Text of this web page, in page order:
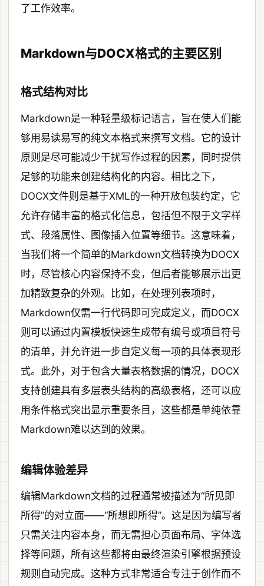
了工作效率。
Markdown与DOCX格式的主要区别
格式结构对比
Markdown是一种轻量级标记语言，旨在使人们能
够用易读易写的纯文本格式来撰写文档。它的设计
原则是尽可能减少干扰写作过程的因素，同时提供
足够的功能来创建结构化的内容。相比之下，
DOCX文件则是基于XML的一种开放包装约定，它
允许存储丰富的格式化信息，包括但不限于文字样
式、段落属性、图像插入位置等细节。这意味着，
当我们将一个简单的Markdown文档转换为DOCX
时，尽管核心内容保持不变，但后者能够展示出更
加精致复杂的外观。比如，在处理列表项时，
Markdown仅需一行代码即可完成定义，而DOCX
则可以通过内置模板快速生成带有编号或项目符号
的清单，并允许进一步自定义每一项的具体表现形
式。此外，对于包含大量表格数据的情况，DOCX
支持创建具有多层表头结构的高级表格，还可以应
用条件格式突出显示重要条目，这些都是单纯依靠
Markdown难以达到的效果。
编辑体验差异
编辑Markdown文档的过程通常被描述为“所见即
所得”的对立面——“所想即所得”。这是因为编写者
只需关注内容本身，而无需担心页面布局、字体选
择等问题，所有这些都将由最终渲染引擎根据预设
规则自动完成。这种方式非常适合专注于创作而不